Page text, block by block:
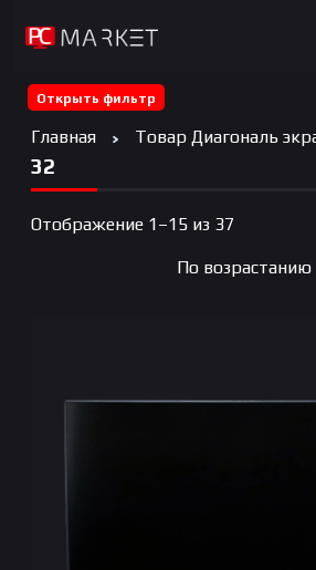
Открыть фильтр
Главная Товар Диагональ
32
Отображение 1–15 из 37
По
По убыванию